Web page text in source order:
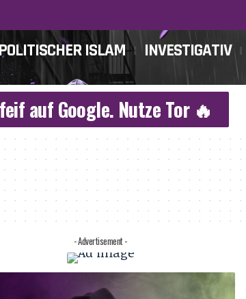
POLITISCHER ISLAM INVESTIGATIV
auf Google. Nutze Tor 🔥
- Advertisement -